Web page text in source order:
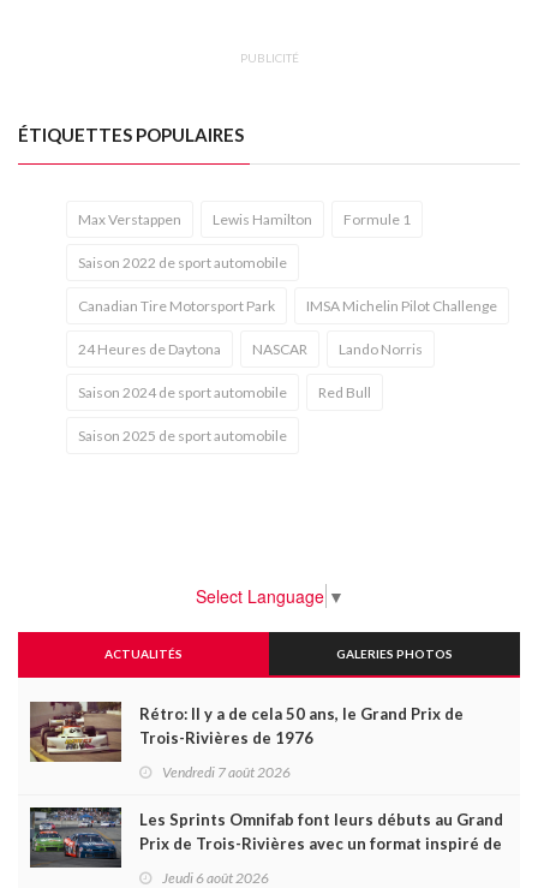
PUBLICITÉ
ÉTIQUETTES POPULAIRES
Max Verstappen Lewis Hamilton Formule 1
Saison 2022 de sport automobile
Canadian Tire Motorsport Park IMSA Michelin Pilot Challenge
24 Heures de Daytona NASCAR Lando Norris
Saison 2024 de sport automobile Red Bull
Saison 2025 de sport automobile
Select Language ▼
ACTUALITÉS GALERIES PHOTOS
Rétro: Il y a de cela 50 ans, le Grand Prix de
Trois-Rivières de 1976
Vendredi 7 août 2026
Les Sprints Omnifab font leurs débuts au Grand
Prix de Trois-Rivières avec un format inspiré de
Jeudi 6 août 2026